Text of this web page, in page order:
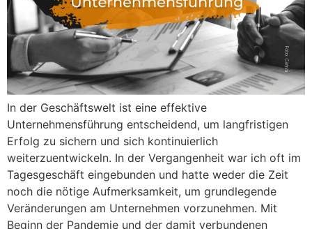
In der Geschäftswelt ist eine effektive
Unternehmensführung entscheidend, um langfristigen
Erfolg zu sichern und sich kontinuierlich
weiterzuentwickeln. In der Vergangenheit war ich oft im
Tagesgeschäft eingebunden und hatte weder die Zeit
noch die nötige Aufmerksamkeit, um grundlegende
Veränderungen am Unternehmen vorzunehmen. Mit
Beginn der Pandemie und der damit verbundenen